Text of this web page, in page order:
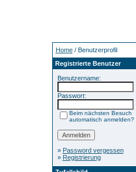
Home/ Benutzerprofil
Registrierte Benutzer
Benutzername:
Passwort:
Beim nächsten Besuch
automatisch anmelden?
» Password vergessen
» Registrierung